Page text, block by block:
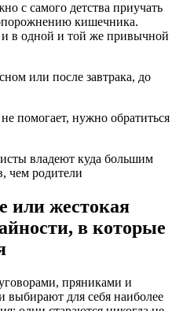
с самого детства приучать
кишечника.
в одной и той же привычной
или после завтрака, до
помогает, нужно обратиться
владеют куда большим
чем родители
или жестокая
в которые
пряниками и
выбирают для себя наиболее